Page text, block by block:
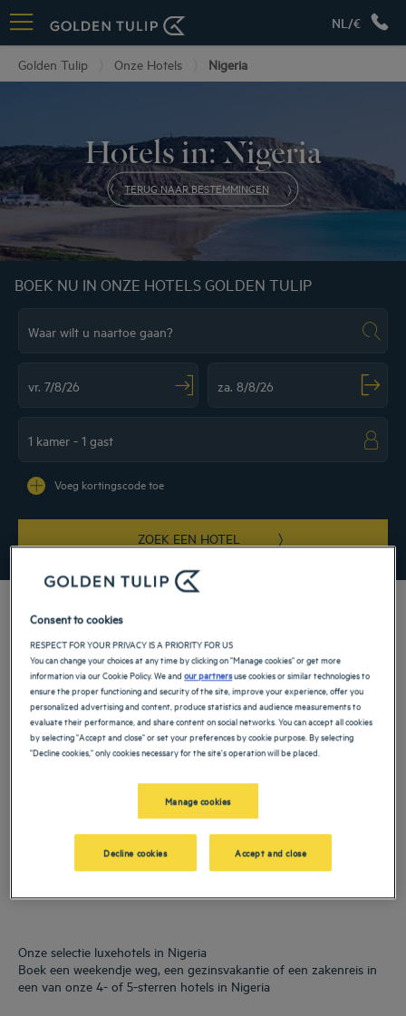
NL/€
Golden Tulip Onze Hotels Nigeria
Hotels in: Nigeria
TERUG NAAR BESTEMMINGEN
BOEK NU IN ONZE HOTELS GOLDEN TULIP
ZOEK EEN HOTEL
Voeg kortingscode toe
Aan de kust van de Golf van Guinee nodigen onze 3- en 4-sterren hotels in
Nigeria u uit voor wat rust op luxe plekken. Laat uw koffers achter in uw
comfortabele kamer en verken uw omgeving. Of u nu komt voor een zakenreis of
gezinsvakantie, dit Afrikaanse land onthult haar geheimen vanuit ons luxe
etablissement.
Onze locaties in Nigeria
Hotels Lagos
Port Harcourt
Onze selectie luxehotels in Nigeria
Boek een weekendje weg, een gezinsvakantie of een zakenreis in
een van onze 4- of 5-sterren hotels in Nigeria
Consent to cookies
RESPECT FOR YOUR PRIVACY IS A PRIORITY FOR US
You can change your choices at any time by clicking on "Manage cookies" or get more
information via our Cookie Policy. We andour partnersuse cookies or similar technologies to
ensure the proper functioning and security of the site, improve your experience, offer you
personalized advertising and content, produce statistics and audience measurements to
evaluate their performance, and share content on social networks. You can accept all cookies
by selecting "Accept and close" or set your preferences by cookie purpose. By selecting
"Decline cookies," only cookies necessary for the site's operation will be placed.
Manage cookies
Decline cookies Accept and close